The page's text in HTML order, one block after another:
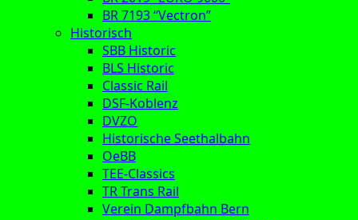
BR 7193 “Vectron”
Historisch
SBB Historic
BLS Historic
Classic Rail
DSF-Koblenz
DVZO
Historische Seethalbahn
OeBB
TEE-Classics
TR Trans Rail
Verein Dampfbahn Bern